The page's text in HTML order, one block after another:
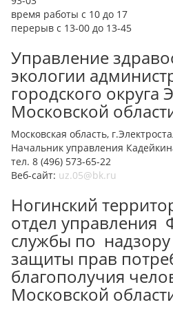
время работы с 10 до 17
перерыв с 13-00 до 13-45
Управление
экологии
городского округа
Московской
Московская область,
Начальник управления
тел. 8 (496) 573-65-22
Веб-сайт: uz.05@bk.ru
Ногинский
отдел управления
службы по
защиты прав
благополучия
Московской